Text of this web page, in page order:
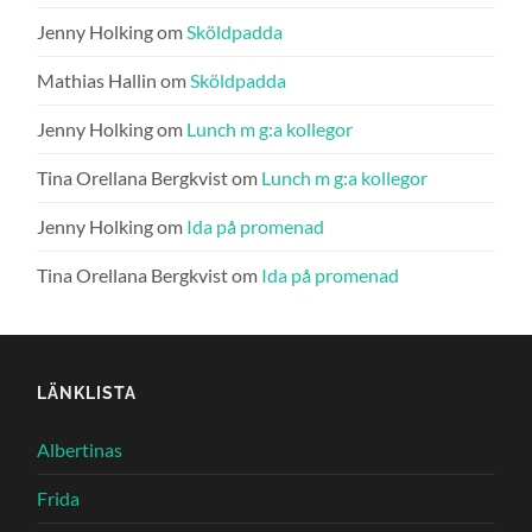
Jenny HolkingomSköldpadda
Mathias Hallin omSköldpadda
Jenny Holkingom Lunch m g:a kollegor
Tina Orellana Bergkvistom Lunch m g:a kollegor
Jenny Holkingom Ida på promenad
Tina Orellana Bergkvistom Ida på promenad
LÄNKLISTA
Albertinas
Frida